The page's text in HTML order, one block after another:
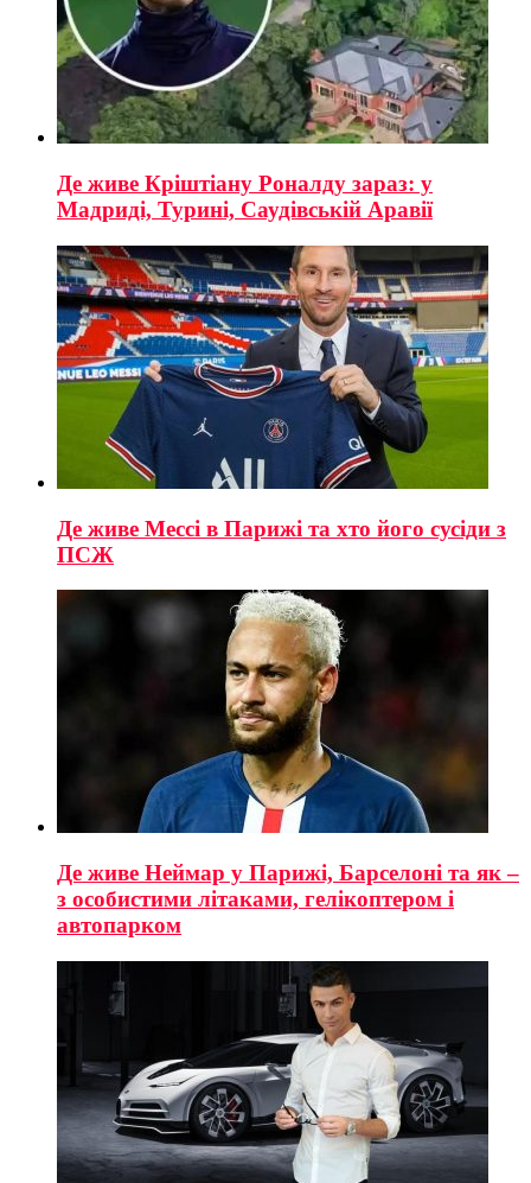
Де живе Кріштіану Роналду зараз: у
Мадриді, Турині, Саудівській Аравії
Де живе Мессі в Парижі та хто його сусіди з
ПСЖ
Де живе Неймар у Парижі, Барселоні та як –
з особистими літаками, гелікоптером і
автопарком